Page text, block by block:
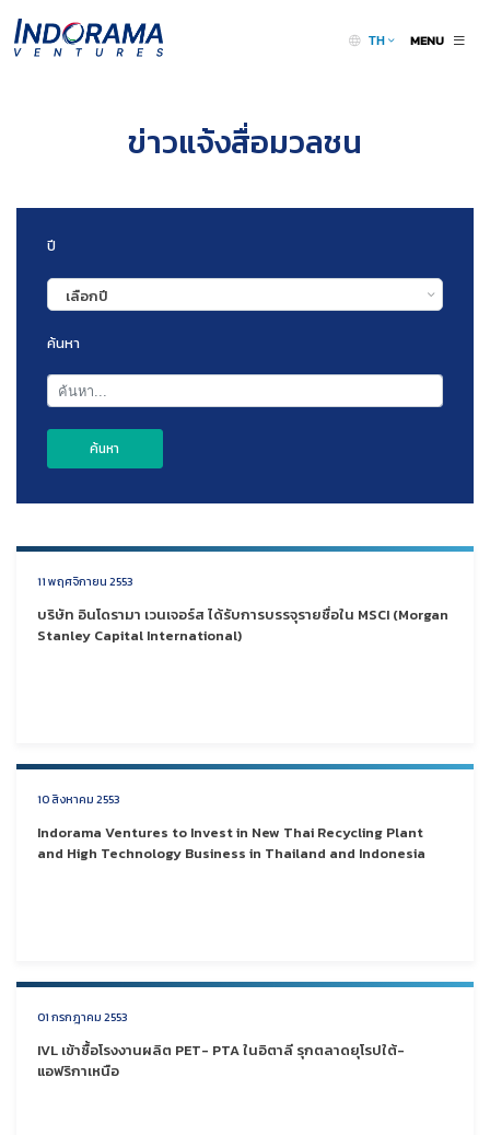
TH MENU
ข่าวแจ้งสื่อมวลชน
ปี
เลือกปี
ค้นหา
11 พฤศจิกายน 2553
บริษัท อินโดรามา เวนเจอร์ส ได้รับการบรรจุรายชื่อใน MSCI (Morgan
Stanley Capital International)
10 สิงหาคม 2553
Indorama Ventures to Invest in New Thai Recycling Plant
and High Technology Business in Thailand and Indonesia
01 กรกฎาคม 2553
IVL เข้าซื้อโรงงานผลิต PET- PTA ในอิตาลี รุกตลาดยุโรปใต้-
แอฟริกาเหนือ